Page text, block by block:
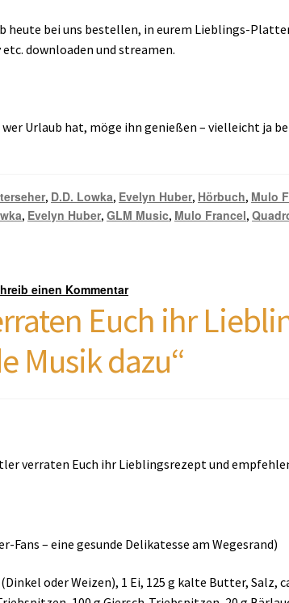
heute bei uns bestellen, in eurem Lieblings-
downloaden und streamen.
Urlaub hat, möge ihn genießen – vielleicht ja
, D.D. Lowka, Evelyn Huber, Hörbuch, Mulo
, Evelyn Huber,GLM Music, Mulo Francel,
einen Kommentar
Euch ihr
Musik dazu“
verraten Euch ihr Lieblingsrezept und
Fans – eine gesunde Delikatesse am Wegesrand)
oder Weizen), 1 Ei, 125 g kalte Butter, Salz,